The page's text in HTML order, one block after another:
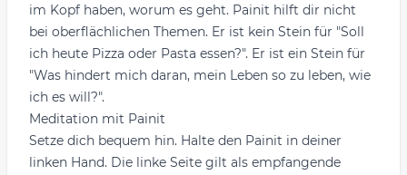
im Kopf haben, worum es geht. Painit hilft dir nicht
bei oberflächlichen Themen. Er ist kein Stein für "Soll
ich heute Pizza oder Pasta essen?". Er ist ein Stein für
"Was hindert mich daran, mein Leben so zu leben, wie
ich es will?".
Meditation mit Painit
Setze dich bequem hin. Halte den Painit in deiner
linken Hand. Die linke Seite gilt als empfangende